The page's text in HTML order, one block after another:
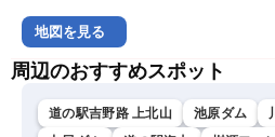
地図を見る
周辺のおすすめスポット
道の駅吉野路 上北山 池原ダム